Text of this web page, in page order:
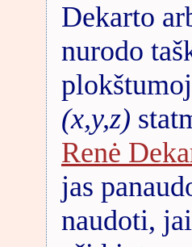
Dekarto
nurodo
(x,y,z)
Renė
jas
naudoti,